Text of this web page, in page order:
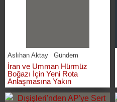
Aslıhan Aktay Gündem
İran ve Umman Hürmüz
Boğazı İçin Yeni Rota
Anlaşmasına Yakın